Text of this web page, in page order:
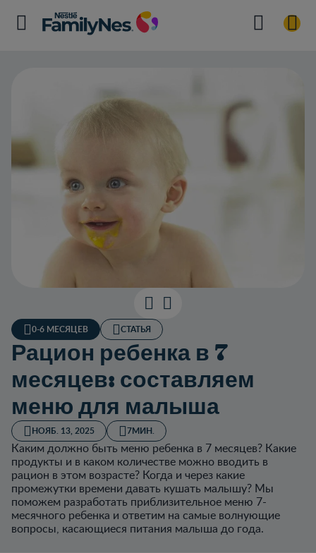
0-6 МЕСЯЦЕВ СТАТЬЯ
Рацион ребенка в 7
месяцев: составляем
меню для малыша
НОЯБ. 13, 2025 7МИН.
Каким должно быть меню ребенка в 7 месяцев? Какие
продукты и в каком количестве можно вводить в
рацион в этом возрасте? Когда и через какие
промежутки времени давать кушать малышу? Мы
поможем разработать приблизительное меню 7-
месячного ребенка и ответим на самые волнующие
вопросы, касающиеся питания малыша до года.